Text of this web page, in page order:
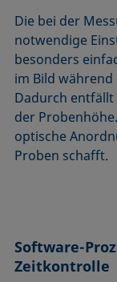
Die bei der
notwendige
besonders
im Bild
Dadurch
der
optische
Proben schafft.
Software-
Zeitkontrolle